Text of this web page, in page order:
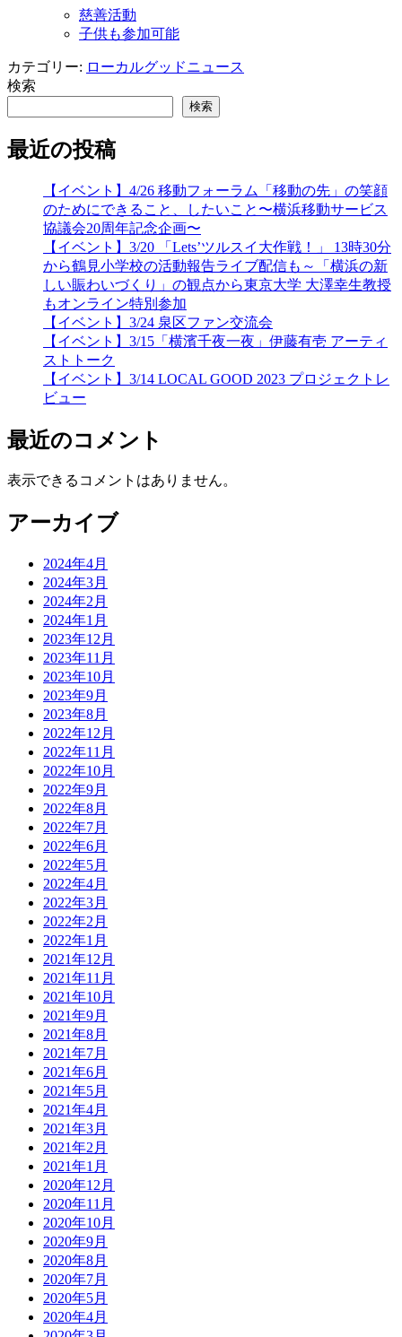
慈善活動
子供も参加可能
カテゴリー: ローカルグッドニュース
検索
検索
最近の投稿
【イベント】4/26 移動フォーラム「移動の先」の笑顔
のためにできること、したいこと〜横浜移動サービス
協議会20周年記念企画〜
【イベント】3/20 「Lets’ツルスイ大作戦！」 13時30分
から鶴見小学校の活動報告ライブ配信も～「横浜の新
しい賑わいづくり」の観点から東京大学 大澤幸生教授
もオンライン特別参加
【イベント】3/24 泉区ファン交流会
【イベント】3/15「横濱千夜一夜」伊藤有壱 アーティ
ストトーク
【イベント】3/14 LOCAL GOOD 2023 プロジェクトレ
ビュー
最近のコメント
表示できるコメントはありません。
アーカイブ
2024年4月
2024年3月
2024年2月
2024年1月
2023年12月
2023年11月
2023年10月
2023年9月
2023年8月
2022年12月
2022年11月
2022年10月
2022年9月
2022年8月
2022年7月
2022年6月
2022年5月
2022年4月
2022年3月
2022年2月
2022年1月
2021年12月
2021年11月
2021年10月
2021年9月
2021年8月
2021年7月
2021年6月
2021年5月
2021年4月
2021年3月
2021年2月
2021年1月
2020年12月
2020年11月
2020年10月
2020年9月
2020年8月
2020年7月
2020年5月
2020年4月